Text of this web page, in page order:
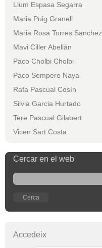
Llum Espasa Segarra
Maria Puig Granell
Maria Rosa Torres Sanchez
Mavi Ciller Abellán
Paco Cholbi Cholbi
Paco Sempere Naya
Rafa Pascual Cosín
Silvia Garcia Hurtado
Tere Pascual Gilabert
Vicen Sart Costa
Cercar en el web
Accedeix